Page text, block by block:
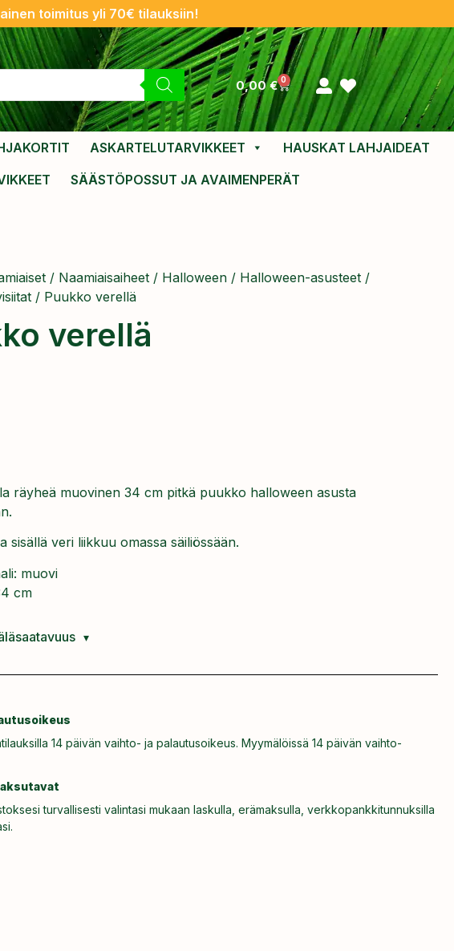
toimitus yli 70€ tilauksiin!
0,00€ 0
ASKARTELUTARVIKKEET
HAUSKAT LAHJAIDEAT
SÄÄSTÖPOSSUT JA AVAIMENPERÄT
/ Naamiaisaiheet / Halloween / Halloween-asusteet /
/ Puukko verellä
verellä
räyheä muovinen 34 cm pitkä puukko halloween asusta
sisällä veri liikkuu omassa säiliössään.
muovi
cm
14 päivän vaihto- ja palautusoikeus. Myymälöissä 14 päivän vaihto-
turvallisesti valintasi mukaan laskulla, erämaksulla, verkkopankkitunnuksilla